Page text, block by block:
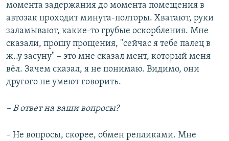
момента задержания до момента помещения в
автозак проходит минута-полторы. Хватают, руки
заламывают, какие-то грубые оскорбления. Мне
сказали, прошу прощения, "сейчас я тебе палец в
ж..у засуну" – это мне сказал мент, который меня
вёл. Зачем сказал, я не понимаю. Видимо, они
другого не умеют говорить.
– В ответ на ваши вопросы?
– Не вопросы, скорее, обмен репликами. Мне